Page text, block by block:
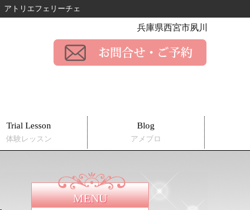
アトリエフェリーチェ
兵庫県西宮市夙川
Trial Lesson
体験レッスン
Blog
アメブロ
MENU